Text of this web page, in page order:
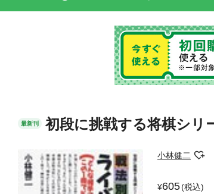
最新刊 初段に挑戦する将棋シ
小林健二
605(税込)